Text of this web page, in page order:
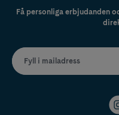
Få personliga erbjudanden
Fyll i mailadress